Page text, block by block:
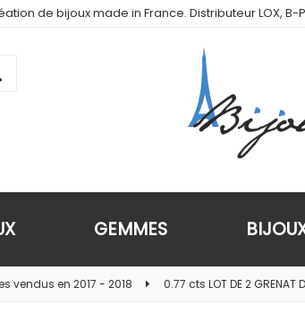
de bijoux made in France. Distributeur LOX,
GEMMES
vendus en 2017 - 2018 0.77 cts LOT DE 2 GRENAT